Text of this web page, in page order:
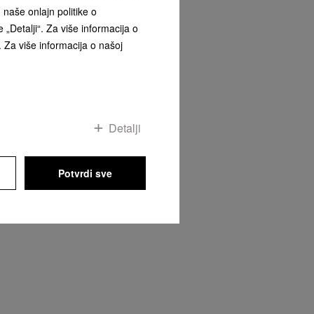
onlajn politike o
Za više informacija o
više informacija o našoj
Detalji
Potvrdi sve